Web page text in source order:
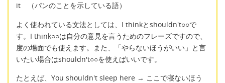
it （パンのことを示している語）
よく使われている文法としては、I thinkとshouldn't○○で
す。I think○○は自分の意見を言うためのフレーズですので、
度の場面でも使えます。また、「やらないほうがいい」と言
いたい場合はshouldn't○○を使えばいいです。
たとえば、You shouldn't sleep here → ここで寝ないほう